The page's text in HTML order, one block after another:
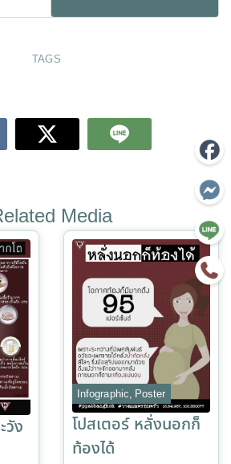
TAGS
Media
วัง
Infographic, Poster
โปสเตอร์ หลั่งนอกก็
ท้องได้